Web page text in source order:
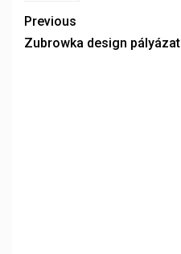
Previous
Zubrowka design pályázat